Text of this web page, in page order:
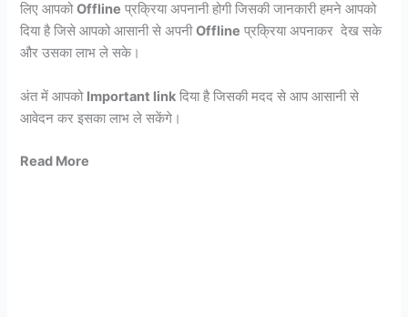
लिए आपकोOffline प्रक्रिया अपनानी होगी जिसकी जानकारी हमने आपको
दिया है जिसे आपको आसानी से अपनीOffline प्रक्रिया अपनाकर देख सके
और उसका लाभ ले सके।
अंत में आपको Important link दिया है जिसकी मदद से आप आसानी से
आवेदन कर इसका लाभ ले सकेंगे।
Read More